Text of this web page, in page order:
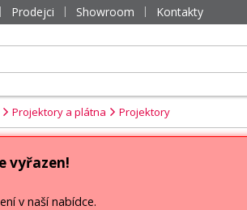
Prodejci Showroom Kontakty
Projektory a plátna Projektory
vyřazen!
v naší nabídce.